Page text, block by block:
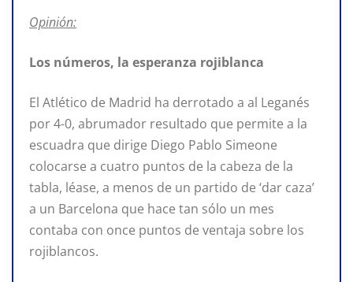
Opinión:
Los números, la esperanza rojiblanca
El Atlético de Madrid ha derrotado a al Leganés
por 4-0, abrumador resultado que permite a la
escuadra que dirige Diego Pablo Simeone
colocarse a cuatro puntos de la cabeza de la
tabla, léase, a menos de un partido de ‘dar caza’
a un Barcelona que hace tan sólo un mes
contaba con once puntos de ventaja sobre los
rojiblancos.